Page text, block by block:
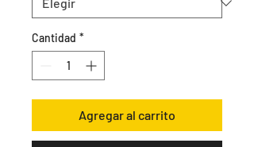
Cantidad *
Agregar al carrito